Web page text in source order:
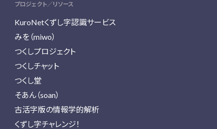
プロジェクト／リソース
KuroNetくずし字認識サービス
みを（miwo）
つくしプロジェクト
つくしチャット
つくし堂
そあん（soan）
古活字版の情報学的解析
くずし字チャレンジ！